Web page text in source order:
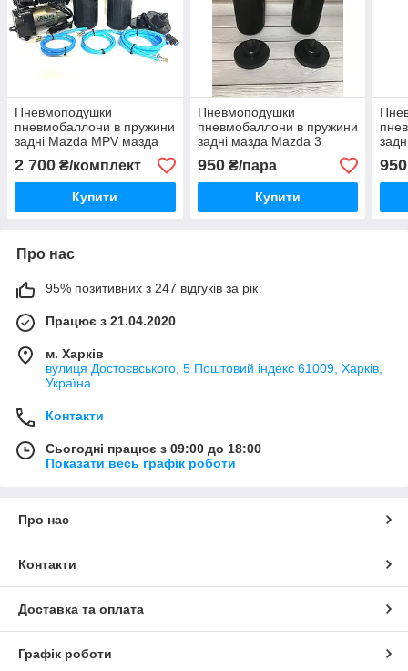
Пневмоподушки
пневмобаллони в пружини
задні Mazda MPV мазда
мпв
2 700 ₴/комплект
Купити
Пневмоподушки
пневмобаллони в пружини
задні мазда Mazda 3
950₴/пара
Купити
950
Про нас
95% позитивних з 247 відгуків за рік
Працює з 21.04.2020
м. Харків
вулиця Достоєвського, 5 Поштовий індекс 61009, Харків,
Україна
Контакти
Сьогодні працює з 09:00 до 18:00
Показати весь графік роботи
Про нас
Контакти
Доставка та оплата
Графік роботи